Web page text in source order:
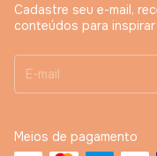
Cadastre seu e-mail,
conteúdos para inspirar
Meios de pagamento